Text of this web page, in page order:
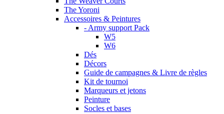
The Yoroni
Accessoires & Peintures
- Army support Pack
W5
W6
Dés
Décors
Guide de campagnes & Livre de règles
Kit de tournoi
Marqueurs et jetons
Peinture
Socles et bases